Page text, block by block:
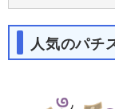
人気のパチ